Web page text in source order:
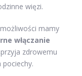
więzi.
mamy
włączanie
zdrowemu